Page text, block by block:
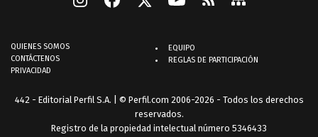
QUIENES SOMOS
CONTÁCTENOS
PRIVACIDAD
EQUIPO
REGLAS DE PARTICIPACIÓN
442 - Editorial Perfil S.A. | © Perfil.com 2006-2026 - Todos los derechos
reservados.
Registro de la propiedad intelectual número 5346433